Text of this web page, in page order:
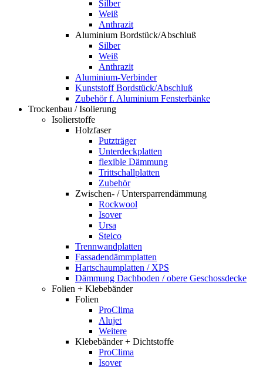
Silber
Weiß
Anthrazit
Aluminium Bordstück/Abschluß
Silber
Weiß
Anthrazit
Aluminium-Verbinder
Kunststoff Bordstück/Abschluß
Zubehör f. Aluminium Fensterbänke
Trockenbau / Isolierung
Isolierstoffe
Holzfaser
Putzträger
Unterdeckplatten
flexible Dämmung
Trittschallplatten
Zubehör
Zwischen- / Untersparrendämmung
Rockwool
Isover
Ursa
Steico
Trennwandplatten
Fassadendämmplatten
Hartschaumplatten / XPS
Dämmung Dachboden / obere Geschossdecke
Folien + Klebebänder
Folien
ProClima
Alujet
Weitere
Klebebänder + Dichtstoffe
ProClima
Isover